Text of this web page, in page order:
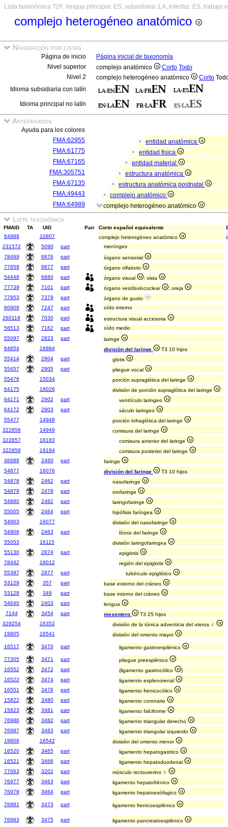
Lista taxonómica T2F, lengua principal: ES, subsidiaria: LA, interfaz: ES, trabajo
complejo heterogéneo anatómico
Navegación por listas
Página de inicio
Página inicial de taxonomía
Nivel superior
complejo anatómico Corto Todo
Nivel 2
complejo heterogéneo anatómico Corto
Idioma subsidiaria con latín
Idioma principal no latín
Antepasados
Ayuda para los colores
FMA:62955
entidad anatómica
FMA:61775
entidad fisica
FMA:67165
entidad material
FMA:305751
estructura anatómica
FMA:67135
estructura anatómica postnatal
FMA:49443
complejo anatómico
FMA:64989
complejo heterogéneo anatómico
Lista taxonómica
FMAID TA UID Pair Corto español equivalente
64989
10807 complejo heterogéneo anatómico
231572
5090 part
menínges
78499
6876 part
órgano sensorial
77659
6877 part
órgano olfatorio
54448
6880 part órgano visual
; vista
77739
7101 part órgano vestíbulococlear
; oreja
77853
7379 part
órgano de gusto
60909
7247 part
oído interno
260119
7030 part
estructura visual accesoria
56513
7162 part
oído medio
55097
2823 part
laringe
64854
16984 división del laringe
T3 10 hijos
55414
2904 part
glotis
55457
2905 part
pliegue vocal
55476
15034
porción supraglótica del laringe
64175
18026
división de porción supraglótica del laringe
64171
2902 part
ventrículo laringeo
64172
2903 part
sáculo laringeo
55477
14948
porción infraglótica del laringe
322856
14949
comisura del laringe
322857
18183
comisura anterior del laringe
322858
18184
comisura posterior del laringe
46688
2460 part
faringe
54877
16076 división del faringe
T3 10 hijos
54878
2462 part
nasofaringe
54879
2478 part
orofaringe
54880
2482 part
laringofaringe
55005
2464 part
hipófisis faríngea
54903
16077
división del nasofaringe
54906
2463 part
fórnix del faringe
55053
16115
división laringofaringea
55130
2874 part
epiglotis
78442
18012
región del epiglotis
55397
2877 part
tubérculo epiglótico
53129
357 part
base externo del cráneo
53128
349 part
base interno del cráneo
54640
2403 part
lengua
7144
3454 part mesentero
T3 25 hijos
329254
16352
división de la túnica adventicia del uterus ♀
19805
16541 división del omento mayor
16517 3470 part ligamento gastroesplénico
77305 3471 part
pliegue preesplénico
16552
3472 part (ligamento gastrocólico
)
16522
3474 part
ligamento esplenorenal
16551
3478 part
ligamento frenicocólico
15822
3480 part
ligamento coronario
15823
3481 part
ligamento falciforme
76986
3482 part
ligamento triangular derecho
76987
3483 part
ligamento triangular izquierdo
19806
16542
división del omento menor
16520
3465 part
ligamento hepatogastrico
16521
3466 part
ligamento hepatoduodenal
77063
3202 part
músculo rectouterino ♀
76977
3463 part
ligamento hepatofrénico
76979
3464 part ligamento hepatoesófagico
76981 3473 part ligamento frenicoesplénico
76983 3475 part ligamento pancreatoesplénico